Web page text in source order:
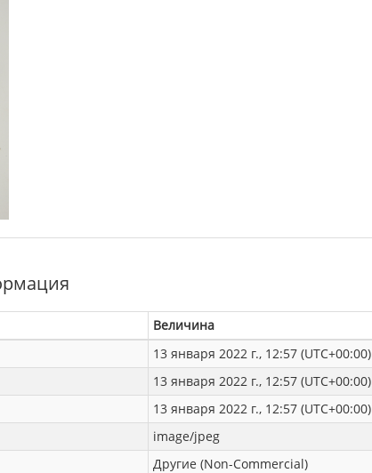
Величина
13 января 2022 г., 12:57 (UTC+00:00)
13 января 2022 г., 12:57 (UTC+00:00)
13 января 2022 г., 12:57 (UTC+00:00)
image/jpeg
Другие (Non-Commercial)